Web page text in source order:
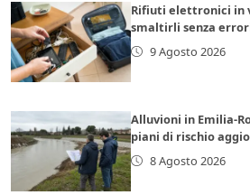
Rifiuti elettronici in
smaltirli senza
9 Agosto 2026
Alluvioni in Emilia-
piani di rischio
8 Agosto 2026